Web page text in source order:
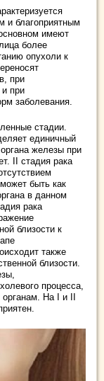
и благоприятным
имеют
более
опухоли к
при
и при
заболевания.
стадии.
единичный
железы при
II стадия рака
быть как
в данном
рака
близости к
также
близости.
процесса,
На I и II